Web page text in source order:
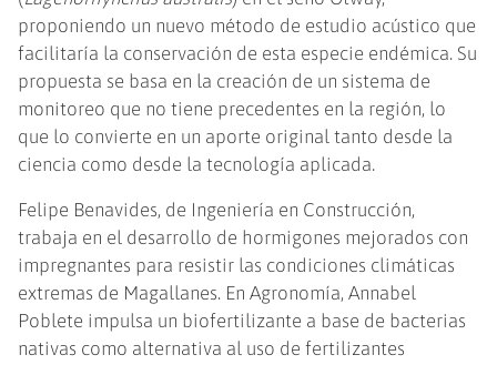
proponiendo un nuevo método de estudio acústico que
facilitaría la conservación de esta especie endémica. Su
propuesta se basa en la creación de un sistema de
monitoreo que no tiene precedentes en la región, lo
que lo convierte en un aporte original tanto desde la
ciencia como desde la tecnología aplicada.
Felipe Benavides, de Ingeniería en Construcción,
trabaja en el desarrollo de hormigones mejorados con
impregnantes para resistir las condiciones climáticas
extremas de Magallanes. En Agronomía, Annabel
Poblete impulsa un biofertilizante a base de bacterias
nativas como alternativa al uso de fertilizantes